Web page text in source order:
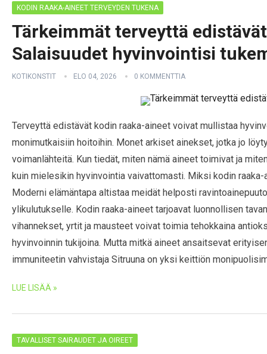
KODIN RAAKA-AINEET TERVEYDEN TUKENA
Tärkeimmät terveyttä
Salaisuudet hyvinvointisi
KOTIKONSTIT ELO 04, 2026 0 KOMMENTTIA
Terveyttä edistävät kodin raaka-aineet voivat mullistaa
monimutkaisiin hoitoihin. Monet arkiset ainekset, jotka jo
voimanlähteitä. Kun tiedät, miten nämä aineet toimivat ja
kuin mielesikin hyvinvointia vaivattomasti. Miksi kodin
Moderni elämäntapa altistaa meidät helposti
ylikulutukselle. Kodin raaka-aineet tarjoavat luonnollisen
vihannekset, yrtit ja mausteet voivat toimia tehokkaina
hyvinvoinnin tukijoina. Mutta mitkä aineet ansaitsevat
immuniteetin vahvistaja Sitruuna on yksi keittiön
LUE LISÄÄ »
TAVALLISET SAIRAUDET JA OIREET